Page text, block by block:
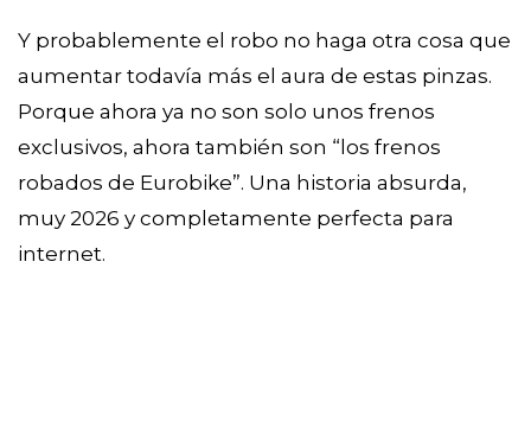
Y probablemente el robo no haga otra cosa que
aumentar todavía más el aura de estas pinzas.
Porque ahora ya no son solo unos frenos
exclusivos, ahora también son “los frenos
robados de Eurobike”. Una historia absurda,
muy 2026 y completamente perfecta para
internet.